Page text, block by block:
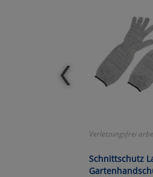
Verletzungsfrei
Schnittschutz